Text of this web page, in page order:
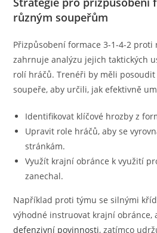
různým soupeřům
Přizpůsobení formace 3-1-4-2
zahrnuje analýzu jejich taktických
rolí hráčů. Trenéři by měli
soupeře, aby určili, jak efektivně
Identifikovat klíčové hrozby z
Upravit role hráčů, aby se
stránkám.
Využít krajní obránce k využití
zanechal.
Například proti týmu se silnými
výhodné instruovat krajní obránce,
defenzivní povinnosti, zatímco